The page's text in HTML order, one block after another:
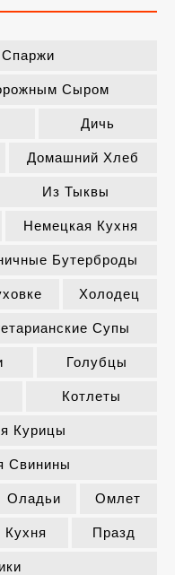
Сыром
Дичь
Домашний Хлеб
Из Тыквы
Немецкая Кухня
Бутерброды
Холодец
Супы
Голубцы
Котлеты
Курицы
Свинины
Оладьи Омлет
Кухня Празд